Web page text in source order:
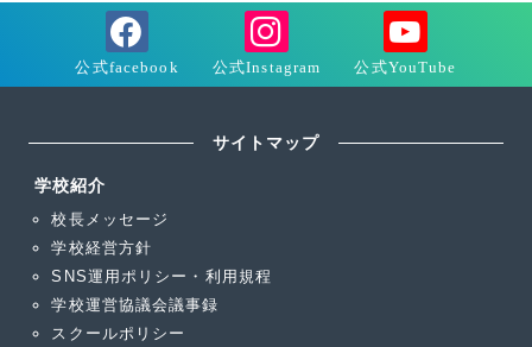
ジ
送
り
ー
サイトマップ
学校紹介
校長メッセージ
学校経営方針
SNS運用ポリシー・利用規程
学校運営協議会議事録
スクールポリシー